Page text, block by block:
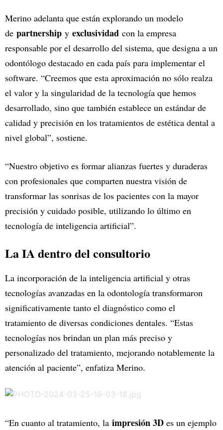
Merino adelanta que están explorando un modelo
de partnership y exclusividad con la empresa
responsable por el desarrollo del sistema, que designa a un
odontólogo destacado en cada país para implementar el
software. “Creemos que esta aproximación no sólo realza
el valor y la singularidad de la tecnología que hemos
desarrollado, sino que también establece un estándar de
calidad y precisión en los tratamientos de estética dental a
nivel global”, sostiene.
“Nuestro objetivo es formar alianzas fuertes y duraderas
con profesionales que comparten nuestra visión de
transformar las sonrisas de los pacientes con la mayor
precisión y cuidado posible, utilizando lo último en
tecnología de inteligencia artificial”.
La IA dentro del consultorio
La incorporación de la inteligencia artificial y otras
tecnologías avanzadas en la odontología transformaron
significativamente tanto el diagnóstico como el
tratamiento de diversas condiciones dentales. “Estas
tecnologías nos brindan un plan más preciso y
personalizado del tratamiento, mejorando notablemente la
atención al paciente”, enfatiza Merino.
“En cuanto al tratamiento, la impresión 3D es un ejemplo